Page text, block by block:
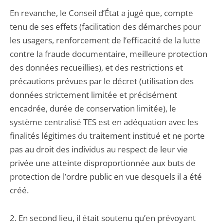
En revanche, le Conseil d’État a jugé que, compte
tenu de ses effets (facilitation des démarches pour
les usagers, renforcement de l’efficacité de la lutte
contre la fraude documentaire, meilleure protection
des données recueillies), et des restrictions et
précautions prévues par le décret (utilisation des
données strictement limitée et précisément
encadrée, durée de conservation limitée), le
système centralisé TES est en adéquation avec les
finalités légitimes du traitement institué et ne porte
pas au droit des individus au respect de leur vie
privée une atteinte disproportionnée aux buts de
protection de l’ordre public en vue desquels il a été
créé.
2. En second lieu, il était soutenu qu’en prévoyant